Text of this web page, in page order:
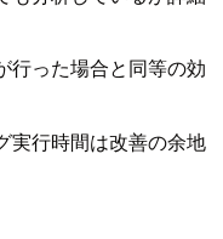
行った場合と同等の効
実行時間は改善の余地